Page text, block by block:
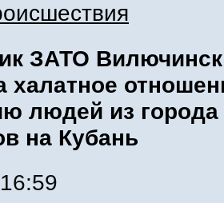
ЗАТО
людей из города
на Кубань